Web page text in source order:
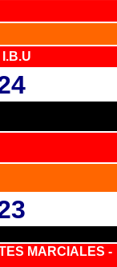
MARCIALES -